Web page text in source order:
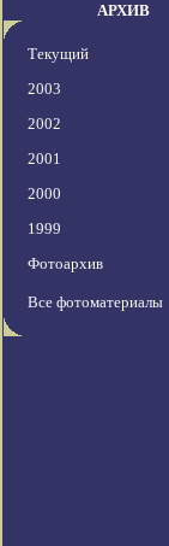
АРХИВ
Текущий
2003
2002
2001
2000
1999
Фотоархив
Все фотоматериалы